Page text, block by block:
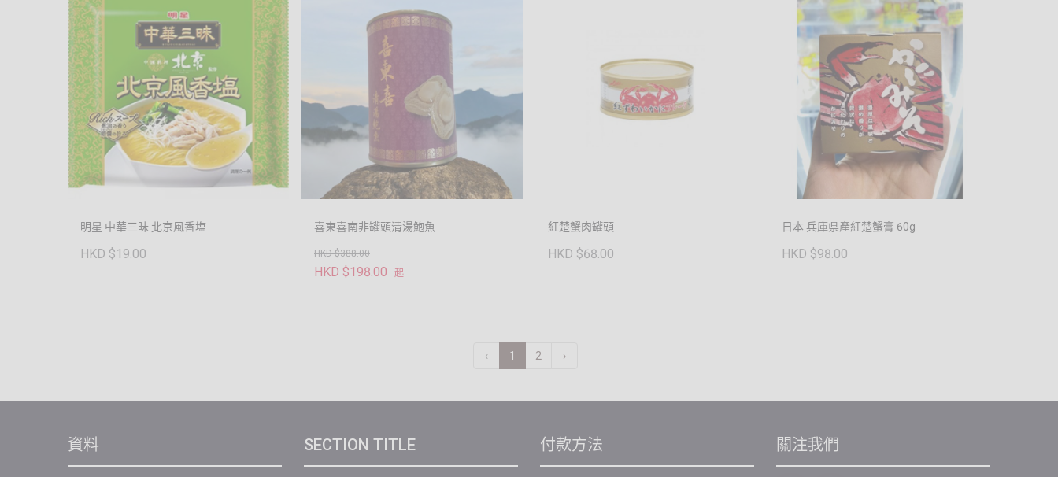
明星 中華三昧 北京風香塩
HKD $19.00
喜東喜南非罐頭清湯鮑魚
HKD $388.00
HKD $198.00 起
紅楚蟹肉罐頭
HKD $68.00
日本 兵庫県產紅楚蟹膏 60g
HKD $98.00
‹ 1 2 ›
資料 SECTION TITLE 付款方法 關注我們